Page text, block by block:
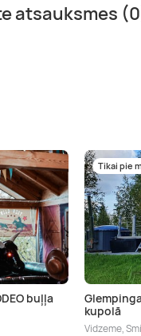
atsauksmes
buļļa
Tikai pie
kupolā
Vidzeme,